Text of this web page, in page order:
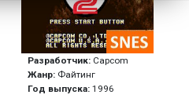
Разработчик: Capcom
Жанр: Файтинг
Год выпуска:1996